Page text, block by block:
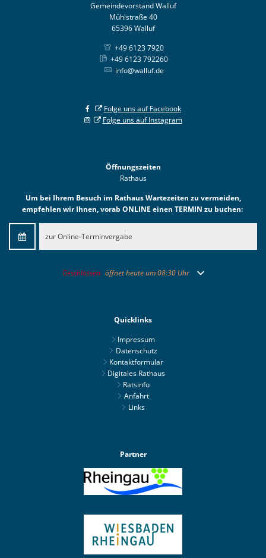
Gemeindevorstand Walluf
Mühlstraße 40
65396 Walluf
+49 6123 7920
+49 6123 792260
info@walluf.de
Folge uns auf Facebook
Folge uns auf Instagram
Öffnungszeiten
Rathaus
Um bei Ihrem Besuch im Rathaus Wartezeiten zu vermeiden,
empfehlen wir Ihnen, vorab ONLINE einen TERMIN zu buchen:
zur Online-Terminvergabe
Klicken, um weitere Öffnungs- oder Schließzeiten
Geschlossen: öffnet heute um 08:30 Uhr
Quicklinks
Impressum
Datenschutz
Kontaktformular
Digitales Rathaus
Ratsinfo
Anfahrt
Links
Partner